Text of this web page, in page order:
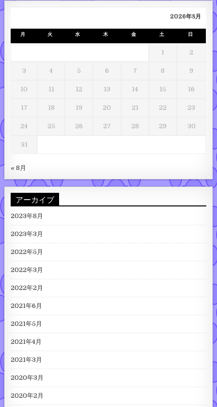
2026年8月
月 火 水 木 金 土 日
1 2
3 4 5 6 7 8 9
10 11 12 13 14 15 16
17 18 19 20 21 22 23
24 25 26 27 28 29 30
31
« 8月
アーカイブ
2023年8月
2023年3月
2022年5月
2022年3月
2022年2月
2021年6月
2021年5月
2021年4月
2021年3月
2020年3月
2020年2月